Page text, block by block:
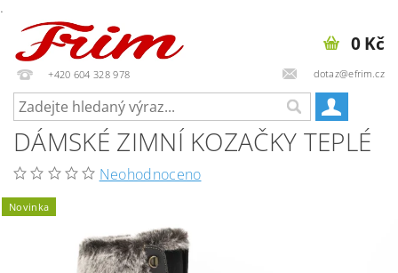
.
+420 604 328 978 dotaz@efrim.cz
0 Kč
DÁMSKÉ ZIMNÍ KOZAČKY TEPLÉ
Neohodnoceno
Novinka